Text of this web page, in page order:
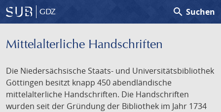
GDZ search Suchen
Mittelalterliche Handschriften
Die Niedersächsische Staats- und Universitätsbibliothek
Göttingen besitzt knapp 450 abendländische
mittelalterliche Handschriften. Die Handschriften
wurden seit der Gründung der Bibliothek im Jahr 1734